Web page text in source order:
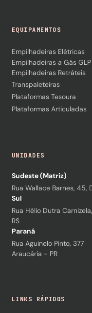
EQUIPAMENTOS
Empilhadeiras Elétricas
Empilhadeiras a Gás GLP
Empilhadeiras Retráteis
Transpaleteiras
Plataformas Tesoura
Plataformas Articuladas
UNIDADES
Sudeste (Matriz)
Rua Wallace Barnes,
Sul
Rua Hélio Dutra
RS
Paraná
Rua Aguinelo Pinto, 377
Araucária - PR
LINKS RÁPIDOS